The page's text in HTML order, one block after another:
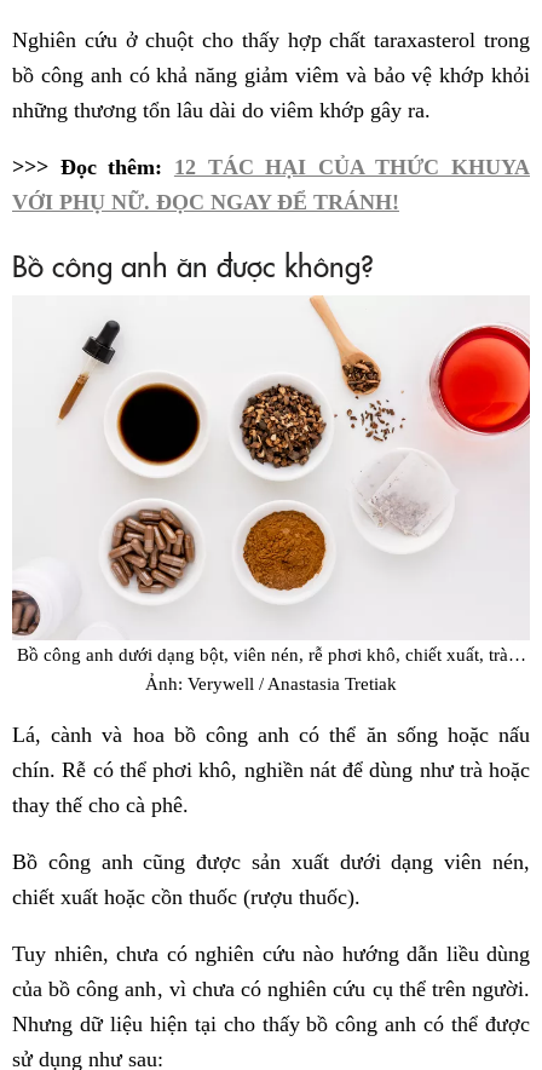
Nghiên cứu ở chuột cho thấy hợp chất taraxasterol trong
bồ công anh có khả năng giảm viêm và bảo vệ khớp khỏi
những thương tổn lâu dài do viêm khớp gây ra.
>>> Đọc thêm: 12 TÁC HẠI CỦA THỨC KHUYA
VỚI PHỤ NỮ. ĐỌC NGAY ĐỂ TRÁNH!
Bồ công anh ăn được không?
Bồ công anh dưới dạng bột, viên nén, rễ phơi khô, chiết xuất, trà…
Ảnh: Verywell / Anastasia Tretiak
Lá, cành và hoa bồ công anh có thể ăn sống hoặc nấu
chín. Rễ có thể phơi khô, nghiền nát để dùng như trà hoặc
thay thế cho cà phê.
Bồ công anh cũng được sản xuất dưới dạng viên nén,
chiết xuất hoặc cồn thuốc (rượu thuốc).
Tuy nhiên, chưa có nghiên cứu nào hướng dẫn liều dùng
của bồ công anh, vì chưa có nghiên cứu cụ thể trên người.
Nhưng dữ liệu hiện tại cho thấy bồ công anh có thể được
sử dụng như sau: